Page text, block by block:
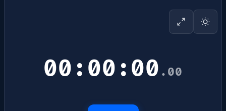
00:00:00 .00